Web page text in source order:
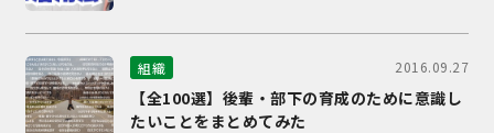
組織 2016.09.27
【全100選】後輩・部下の育成のために意識し
たいことをまとめてみた